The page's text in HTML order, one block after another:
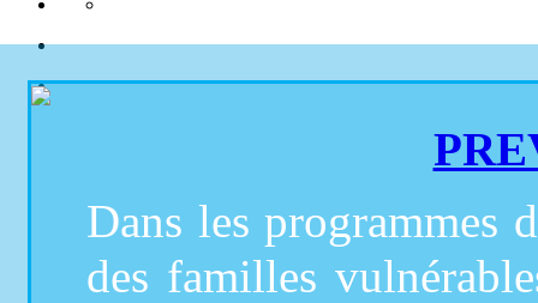
Dans les programmes
des familles